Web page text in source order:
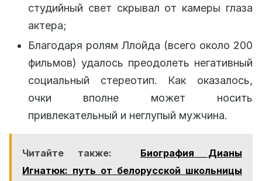
студийный свет скрывал от камеры глаза
актера;
Благодаря ролям Ллойда (всего около 200
фильмов) удалось преодолеть негативный
социальный стереотип. Как оказалось,
очки вполне может носить
привлекательный и неглупый мужчина.
Читайте также:
Биография Дианы
Игнатюк: путь от белорусской школьницы